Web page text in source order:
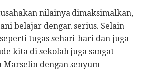
nilainya dimaksimalkan,
belajar dengan serius. Selain
tugas sehari-hari dan juga
kita di sekolah juga sangat
Marselin dengan senyum